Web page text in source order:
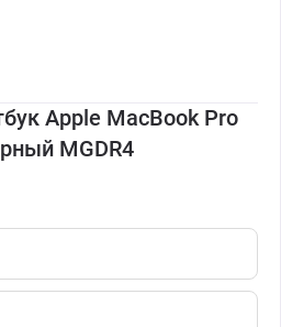
Apple MacBook Pro
MGDR4